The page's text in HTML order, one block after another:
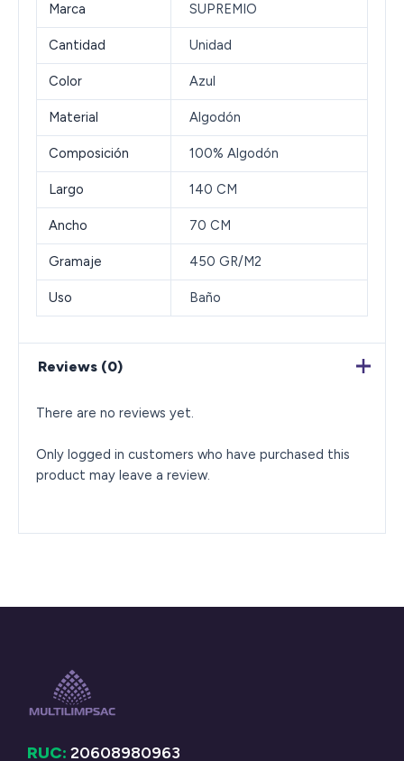
Marca SUPREMIO
Cantidad Unidad
Color Azul
Material Algodón
Composición 100% Algodón
Largo 140 CM
Ancho 70 CM
Gramaje 450 GR/M2
Uso Baño
Reviews (0)
There are no reviews yet.
Only logged in customers who have purchased this
product may leave a review.
RUC: 20608980963